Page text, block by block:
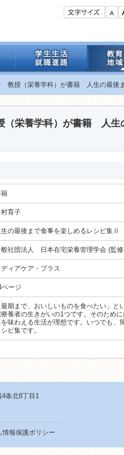
授（栄養学科）が書籍 人生の最後
栄養学科）が書籍 人生
育子
生の最後まで食事を楽しめるレシピ集Ⅱ
般社団法人 日本在宅栄養管理学会 (監
ディアケア・プラス
ページ
最期まで、おいしいものを食べたい」
養者の生きがいの1つです。そのため
味わえる生活が理想です。いつでも、
シピ集です。
条北8丁目1
情報保護ポリシー